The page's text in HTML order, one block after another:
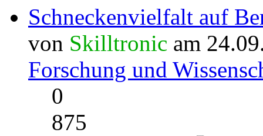
Schneckenvielfalt auf
von Skilltronic am
Forschung und
0
875